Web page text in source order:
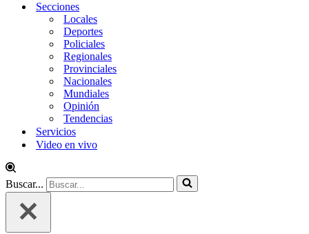
Secciones
Locales
Deportes
Policiales
Regionales
Provinciales
Nacionales
Mundiales
Opinión
Tendencias
Servicios
Video en vivo
Buscar...